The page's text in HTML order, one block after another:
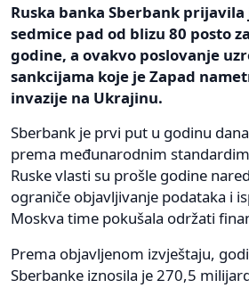
Ruska banka Sberbank
sedmice pad od blizu 80 posto
godine, a ovakvo poslovanje
sankcijama koje je Zapad
invazije na Ukrajinu.
Sberbank je prvi put u godinu
prema međunarodnim
Ruske vlasti su prošle godine
ograniče objavljivanje podataka i
Moskva time pokušala održati
Prema objavljenom izvještaju,
Sberbanke iznosila je 270,5